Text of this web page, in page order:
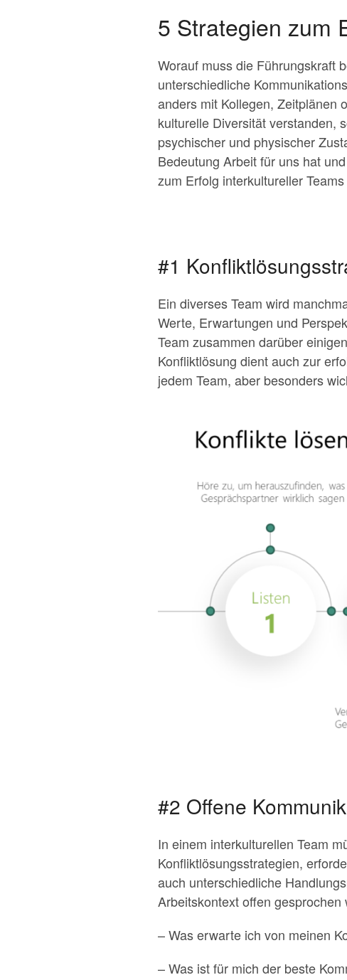
5 Strategien zum
Worauf muss die Führungskraft
unterschiedliche
anders mit Kollegen, Zeitplänen
kulturelle Diversität verstanden,
psychischer und physischer
Bedeutung Arbeit für uns hat
zum Erfolg interkultureller Teams
#1
Ein diverses Team wird
Werte, Erwartungen und
Team zusammen darüber
Konfliktlösung dient auch zur
jedem Team, aber besonders
#2 Offene
In einem interkulturellen Team
Konfliktlösungsstrategien,
auch unterschiedliche
Arbeitskontext offen
– Was erwarte ich von meinen
– Was ist für mich der beste